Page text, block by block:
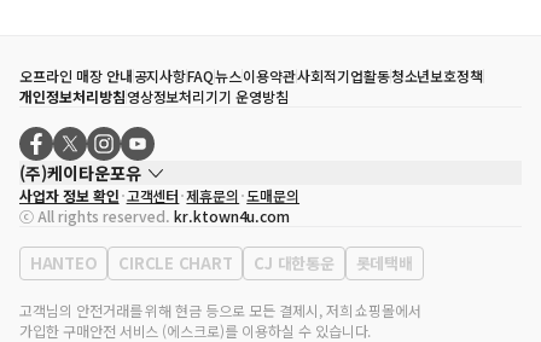
오프라인 매장 안내공지사항FAQ뉴스이용약관사회적기업활동청소년보호정책
개인정보처리방침영상정보처리기기 운영방침
(주)케이타운포유
대표자
송효민
사업자등록번호
120-87-71116
통신판매업 신고번호 제2011-서울강남-02223
대표전화
02-552-9855
사업자 정보 확인 고객센터 제휴문의 도매문의
ⓒ All rights reserved. kr.ktown4u.com
HANTEO CIRCLE CHART CJ 대한통운 롯데택배
고객님의 안전거래를 위해 현금 등으로 모든 결제시, 저희 쇼핑몰에서
가입한 구매안전 서비스 (에스크로)를 이용하실 수 있습니다.